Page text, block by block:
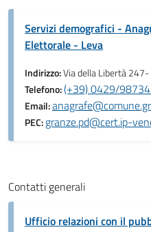
Servizi demografici -
Elettorale - Leva
Indirizzo:Via della Libertà
Telefono:(+39) 0429/
Email:
PEC:granze.pd@cert.ip-
Contatti generali
Ufficio relazioni con il